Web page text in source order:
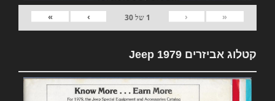
«
‹
1 של30
›
»
קטלוג אביזרים 1979 Jeep